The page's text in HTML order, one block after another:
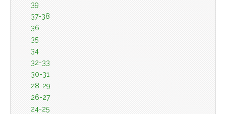
39
37-38
36
35
34
32-33
30-31
28-29
26-27
24-25